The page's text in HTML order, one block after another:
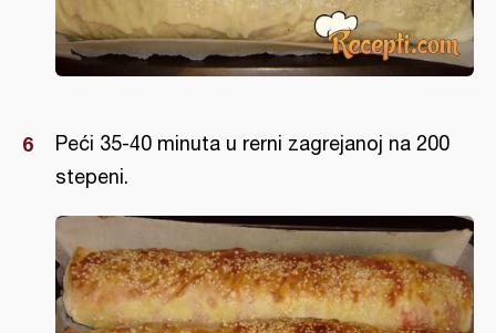
Peći 35-40 minuta u rerni zagrejanoj na 200
stepeni.